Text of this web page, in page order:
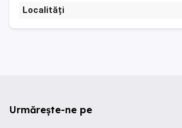
Localități
Urmărește-ne pe